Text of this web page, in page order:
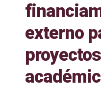
externo
proyectos